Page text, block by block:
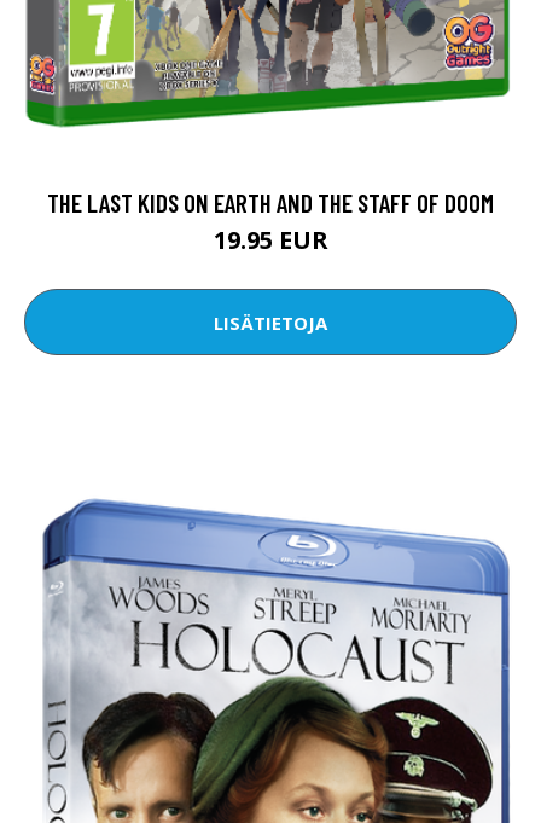
THE LAST KIDS ON EARTH AND THE STAFF OF DOOM
19.95 EUR
LISÄTIETOJA